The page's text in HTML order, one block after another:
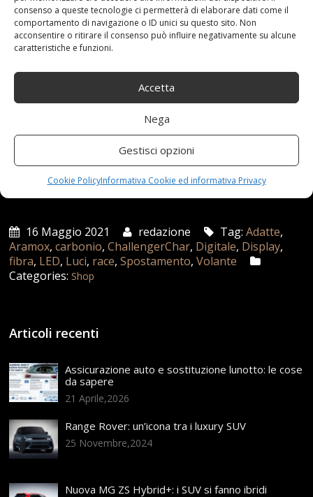
consenso a queste tecnologie ci permetterà di elaborare dati come il
comportamento di navigazione o ID unici su questo sito. Non
acconsentire o ritirare il consenso può influire negativamente su alcune
caratteristiche e funzioni.
Accetta
Nega
Gestisci opzioni
Cookie PolicyInformativa Cookie ed informativa Privacy
domande sui nostri prodotti, ti preghiamo di
contattarci in tempo, ti forniremo risposte di alta
qualità il prima possibile.
16 Maggio 2021 redazione Tag:Adatte,
Aramox,carbonio,ChallengerChar, Digitale, Display,
fibra, LED, Luci, race,Spostamento,Volante
Categories: Shop
Articoli recenti
Assicurazione auto e sostituzione lunotto: le cose
da sapere
21 Aprile,2026
Range Rover: un’icona tra i luxury SUV
25 Novembre,2024
Nuova MG ZS Hybrid+: i SUV si fanno ibridi